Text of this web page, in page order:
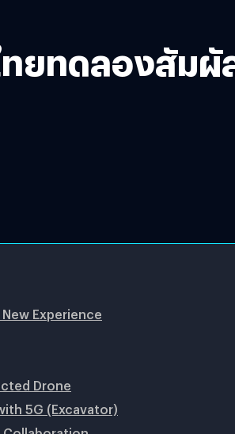
ยทดลองสัมผั
Experience
Drone
5G (Excavator)